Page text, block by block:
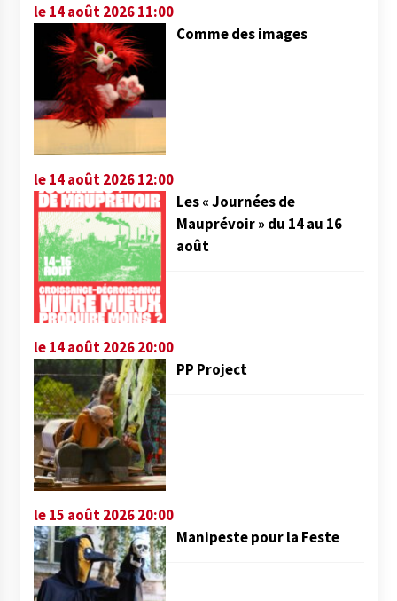
le 14 août 2026 11:00
Comme des images
le 14 août 2026 12:00
Les « Journées de
Mauprévoir » du 14 au 16
août
le 14 août 2026 20:00
PP Project
le 15 août 2026 20:00
Manipeste pour la Feste